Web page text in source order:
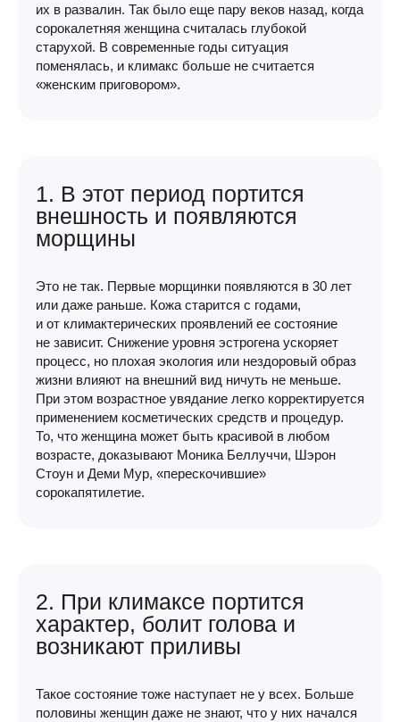
их в развалин. Так было еще пару веков назад, когда
сорокалетняя женщина считалась глубокой
старухой. В современные годы ситуация
поменялась, и климакс больше не считается
«женским приговором».
1. В этот период портится
внешность и появляются
морщины
Это не так. Первые морщинки появляются в 30 лет
или даже раньше. Кожа старится с годами,
и от климактерических проявлений ее состояние
не зависит. Снижение уровня эстрогена ускоряет
процесс, но плохая экология или нездоровый образ
жизни влияют на внешний вид ничуть не меньше.
При этом возрастное увядание легко корректируется
применением косметических средств и процедур.
То, что женщина может быть красивой в любом
возрасте, доказывают Моника Беллуччи, Шэрон
Стоун и Деми Мур, «перескочившие»
сорокапятилетие.
2. При климаксе портится
характер, болит голова и
возникают приливы
Такое состояние тоже наступает не у всех. Больше
половины женщин даже не знают, что у них начался